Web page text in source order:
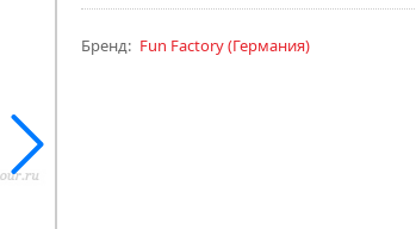
Бренд: Fun Factory(Германия)